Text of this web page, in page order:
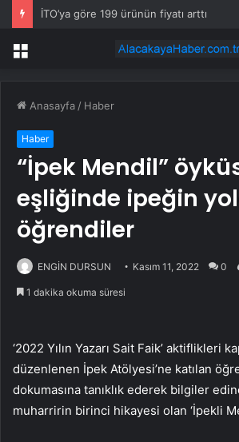
İTO’ya göre 199 ürünün fiyatı arttı
Menü
Anasayfa / Haber
Haber
“İpek Mendil”
eşliğinde ipeğin
öğrendiler
ENGİN DURSUN Kasım 11, 2022 0
1 dakika okuma süresi
‘2022 Yılın Yazarı Sait Faik’ aktiflikleri
düzenlenen İpek Atölyesi’ne katılan
dokumasına tanıklık ederek bilgiler
muharririn birinci hikayesi olan ‘İpekli